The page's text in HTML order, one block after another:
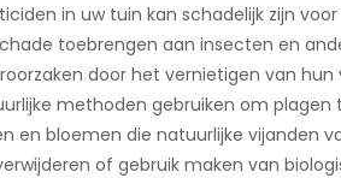
in uw tuin kan schadelijk zijn
toebrengen aan insecten en
door het vernietigen van hun
methoden gebruiken om plagen
en bloemen die natuurlijke vijanden
of gebruik maken van